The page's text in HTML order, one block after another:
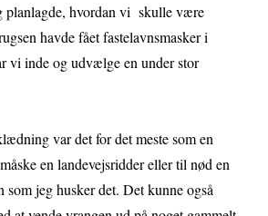
planlagde, hvordan vi skulle være
havde fået fastelavnsmasker i
vi inde og udvælge en under stor
var det for det meste som en
en landevejsridder eller til nød en
som jeg husker det. Det kunne også